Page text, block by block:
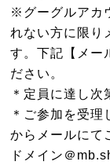
※グーグルアカ
れない方に限り
す。下記【メー
ださい。
＊定員に達し次
＊ご参加を受
からメールにて
ドメイン＠